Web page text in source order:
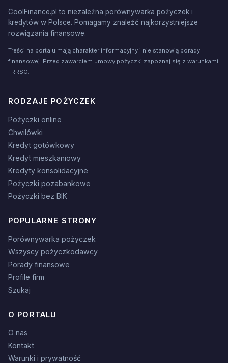
CoolFinance.pl to niezależna porównywarka pożyczek i
kredytów w Polsce. Pomagamy znaleźć najkorzystniejsze
rozwiązania finansowe.
Treści na portalu mają charakter informacyjny i nie stanowią porady
finansowej. Przed zawarciem umowy pożyczki zapoznaj się z warunkami
i RRSO.
RODZAJE POŻYCZEK
Pożyczki online
Chwilówki
Kredyt gotówkowy
Kredyt mieszkaniowy
Kredyty konsolidacyjne
Pożyczki pozabankowe
Pożyczki bez BIK
POPULARNE STRONY
Porównywarka pożyczek
Wszyscy pożyczkodawcy
Porady finansowe
Profile firm
Szukaj
O PORTALU
O nas
Kontakt
Warunki i prywatność